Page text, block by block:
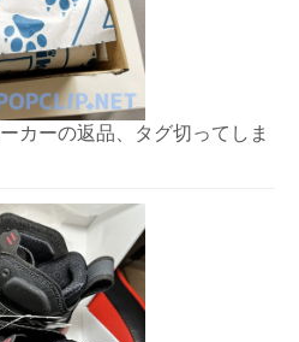
カーの返品、タグ切ってしま